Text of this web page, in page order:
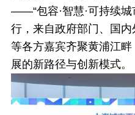
——“包容·智慧·可持续城
行，来自政府部门、国
等各方嘉宾齐聚黄浦江
展的新路径与创新模式。